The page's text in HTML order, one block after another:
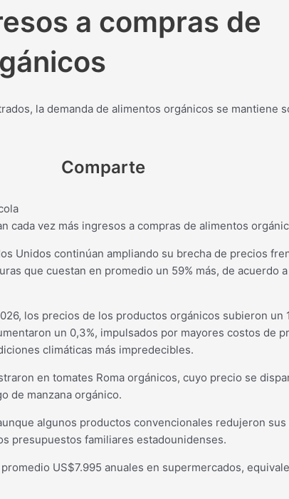
a compras de
la demanda de alimentos orgánicos se mantiene
Comparte
Unidos continúan ampliando su brecha de precios
que cuestan en promedio un 59% más, de acuerdo
los precios de los productos orgánicos subieron un
un 0,3%, impulsados por mayores costos de
climáticas más impredecibles.
en tomates Roma orgánicos, cuyo precio se
de manzana orgánico.
algunos productos convencionales redujeron
presupuestos familiares estadounidenses.
US$7.995 anuales en supermercados,